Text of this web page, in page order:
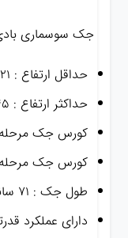
جک سوسماری بادی ۲ مرحله ای ۲۵تن /
حداقل ارتفاع : ۲۱ سانتی متر
حداکثر ارتفاع : ۴۵ سانتی متر
کورس جک مرحله اول : ۹
کورس جک مرحله دوم : ۸
طول جک : ۷۱ سانتی متر
دارای عملکرد قدرتمند و